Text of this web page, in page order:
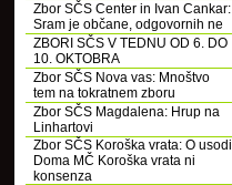
Zbor SČS Center in Ivan Cankar:
Sram je občane, odgovornih ne
ZBORI SČS V TEDNU OD 6. DO
10. OKTOBRA
Zbor SČS Nova vas: Mnoštvo
tem na tokratnem zboru
Zbor SČS Magdalena: Hrup na
Linhartovi
Zbor SČS Koroška vrata: O usodi
Doma MČ Koroška vrata ni
konsenza